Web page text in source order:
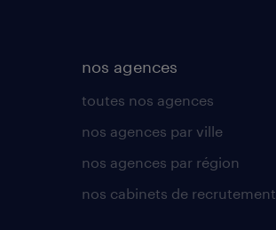
nos agences
toutes nos agences
nos agences par ville
nos agences par région
nos cabinets de recrutement